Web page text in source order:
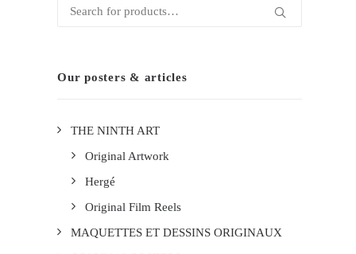
Search
Our posters & articles
THE NINTH ART
Original Artwork
Hergé
Original Film Reels
MAQUETTES ET DESSINS ORIGINAUX